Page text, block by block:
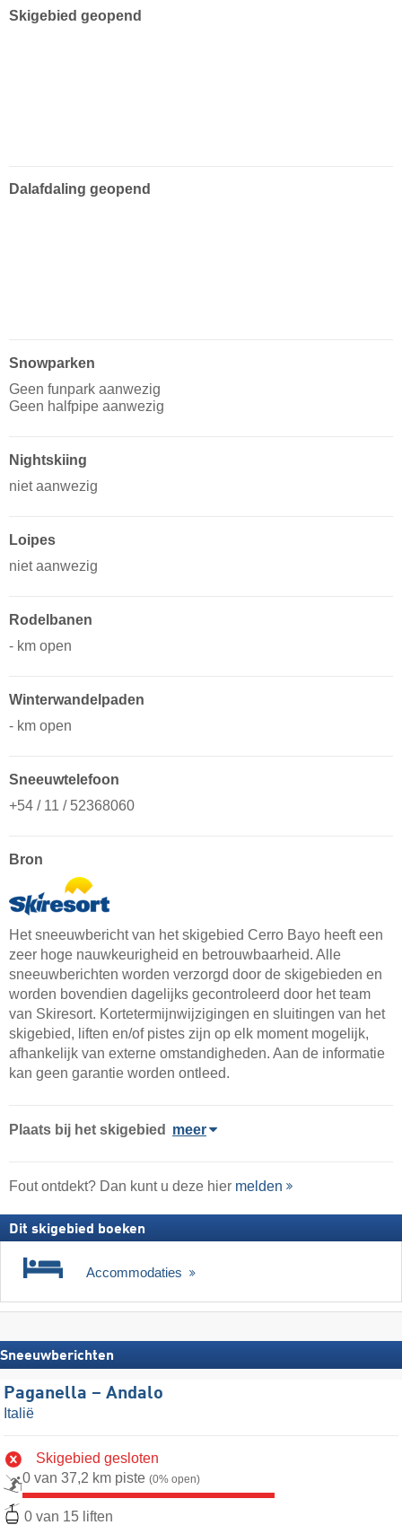
Skigebied geopend
Dalafdaling geopend
Snowparken
Geen funpark aanwezig
Geen halfpipe aanwezig
Nightskiing
niet aanwezig
Loipes
niet aanwezig
Rodelbanen
- km open
Winterwandelpaden
- km open
Sneeuwtelefoon
+54 / 11 / 52368060
Bron
Het sneeuwbericht van het skigebied Cerro Bayo heeft een
zeer hoge nauwkeurigheid en betrouwbaarheid. Alle
sneeuwberichten worden verzorgd door de skigebieden en
worden bovendien dagelijks gecontroleerd door het team
van Skiresort. Kortetermijnwijzigingen en sluitingen van het
skigebied, liften en/of pistes zijn op elk moment mogelijk,
afhankelijk van externe omstandigheden. Aan de informatie
kan geen garantie worden ontleed.
Plaats bij het skigebied meer
Fout ontdekt? Dan kunt u deze hier melden
Dit skigebied boeken
Accommodaties
Sneeuwberichten
Paganella – Andalo
Italië
Skigebied gesloten
0 van 37,2 km piste (0% open)
0 van 15 liften